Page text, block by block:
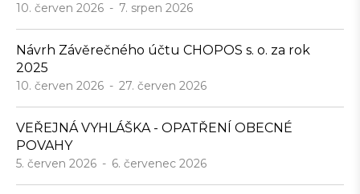
10. červen 2026 7. srpen 2026
Návrh Závěrečného účtu CHOPOS s. o. za rok
2025
10. červen 2026 27. červen 2026
VEŘEJNÁ VYHLÁŠKA - OPATŘENÍ OBECNÉ
POVAHY
5. červen 2026 6. červenec 2026